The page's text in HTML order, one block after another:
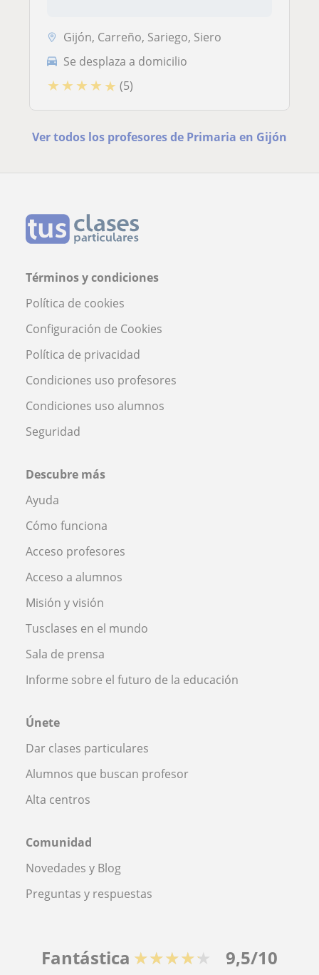
Gijón, Carreño, Sariego, Siero
Se desplaza a domicilio
★ ★ ★ ★ ★ (5)
Ver todos los profesores de Primaria en Gijón
Términos y condiciones
Política de cookies
Configuración de Cookies
Política de privacidad
Condiciones uso profesores
Condiciones uso alumnos
Seguridad
Descubre más
Ayuda
Cómo funciona
Acceso profesores
Acceso a alumnos
Misión y visión
Tusclases en el mundo
Sala de prensa
Informe sobre el futuro de la educación
Únete
Dar clases particulares
Alumnos que buscan profesor
Alta centros
Comunidad
Novedades y Blog
Preguntas y respuestas
Fantástica ★★★★★ 9,5/10